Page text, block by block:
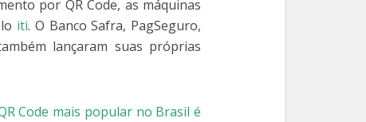
por QR Code, as máquinas
iti. O Banco Safra, PagSeguro,
lançaram suas próprias
Code mais popular no Brasil é